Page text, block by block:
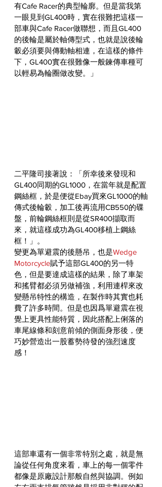
有Cafe Racer的典型輪廓。但是當我第
一眼見到GL400時，實在很難把這樣一
部車與Cafe Racer做聯想，而且GL400
的後輪是屬於軸傳型式，也就是說後輪
轂必須要與傳動軸相連，在這樣的條件
下，GL400實在很難像一般鍊傳車種可
以輕易為輪圈做改變。」
二平隆司接著說：「所幸後來發現和
GL400同期的GL1000，在當年就是配置
鋼絲框，於是便從Ebay買來GL1000的軸
傳式後輪轂，加工後再流用CB550的碟
盤，前輪鋼絲框則是從SR400擷取而
來，就這樣成功為GL400移植上鋼絲
框！」。
變更為單避震的後懸吊，也是Wedge
Motorcycle賦予這部GL400的另一特
色，但是要達成這樣的結果，除了車架
和搖臂都必須另做補強，利用連桿來改
變懸吊特性的構造，在製作時其實也耗
費了許多時間。但是也因爲單避震在視
覺上更具性能特質，因此搭配上俐落的
車尾線條和刻意前傾的側面身形後，便
巧妙營造出一股蓄勢待發的強烈速度
感！
這部車還有一個非常特別之處，就是無
論從任何角度來看，車上的每一個零件
都像是原廠設計那般自然與協調。例如